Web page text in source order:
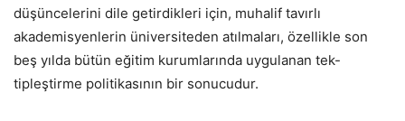
düşüncelerini dile getirdikleri için, muhalif tavırlı
akademisyenlerin üniversiteden atılmaları, özellikle son
beş yılda bütün eğitim kurumlarında uygulanan tek-
tipleştirme politikasının bir sonucudur.